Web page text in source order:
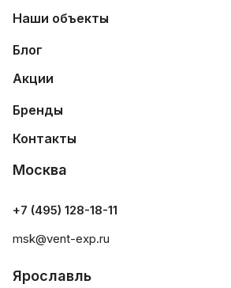
Наши объекты
Блог
Акции
Бренды
Контакты
Москва
+7 (495) 128-18-11
msk@vent-exp.ru
Ярославль